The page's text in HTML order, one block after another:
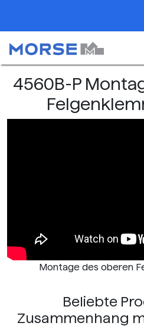
4560B-P
Montage des oberen
Beliebte
Zusammenhang